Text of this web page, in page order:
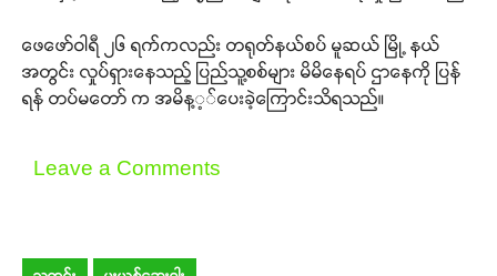
ဖေဖော်ဝါရီ ၂၆ ရက်ကလည်း တရုတ်နယ်စပ် မူဆယ် မြို့ နယ်
အတွင်း လှုပ်ရှားနေသည့် ပြည်သူ့စစ်များ မိမိနေရပ် ဌာနေကို ပြန်
ရန် တပ်မတော် က အမိန့့်ပေးခဲ့ကြောင်းသိရသည်။
Leave a Comments